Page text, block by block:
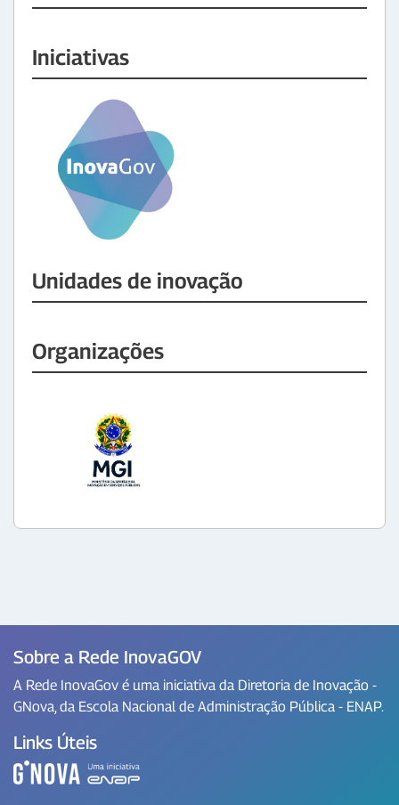
Iniciativas
Unidades de inovação
Organizações
Sobre a Rede InovaGOV
A Rede InovaGov é uma iniciativa da Diretoria de Inovação -
GNova, da Escola Nacional de Administração Pública - ENAP.
Links Úteis